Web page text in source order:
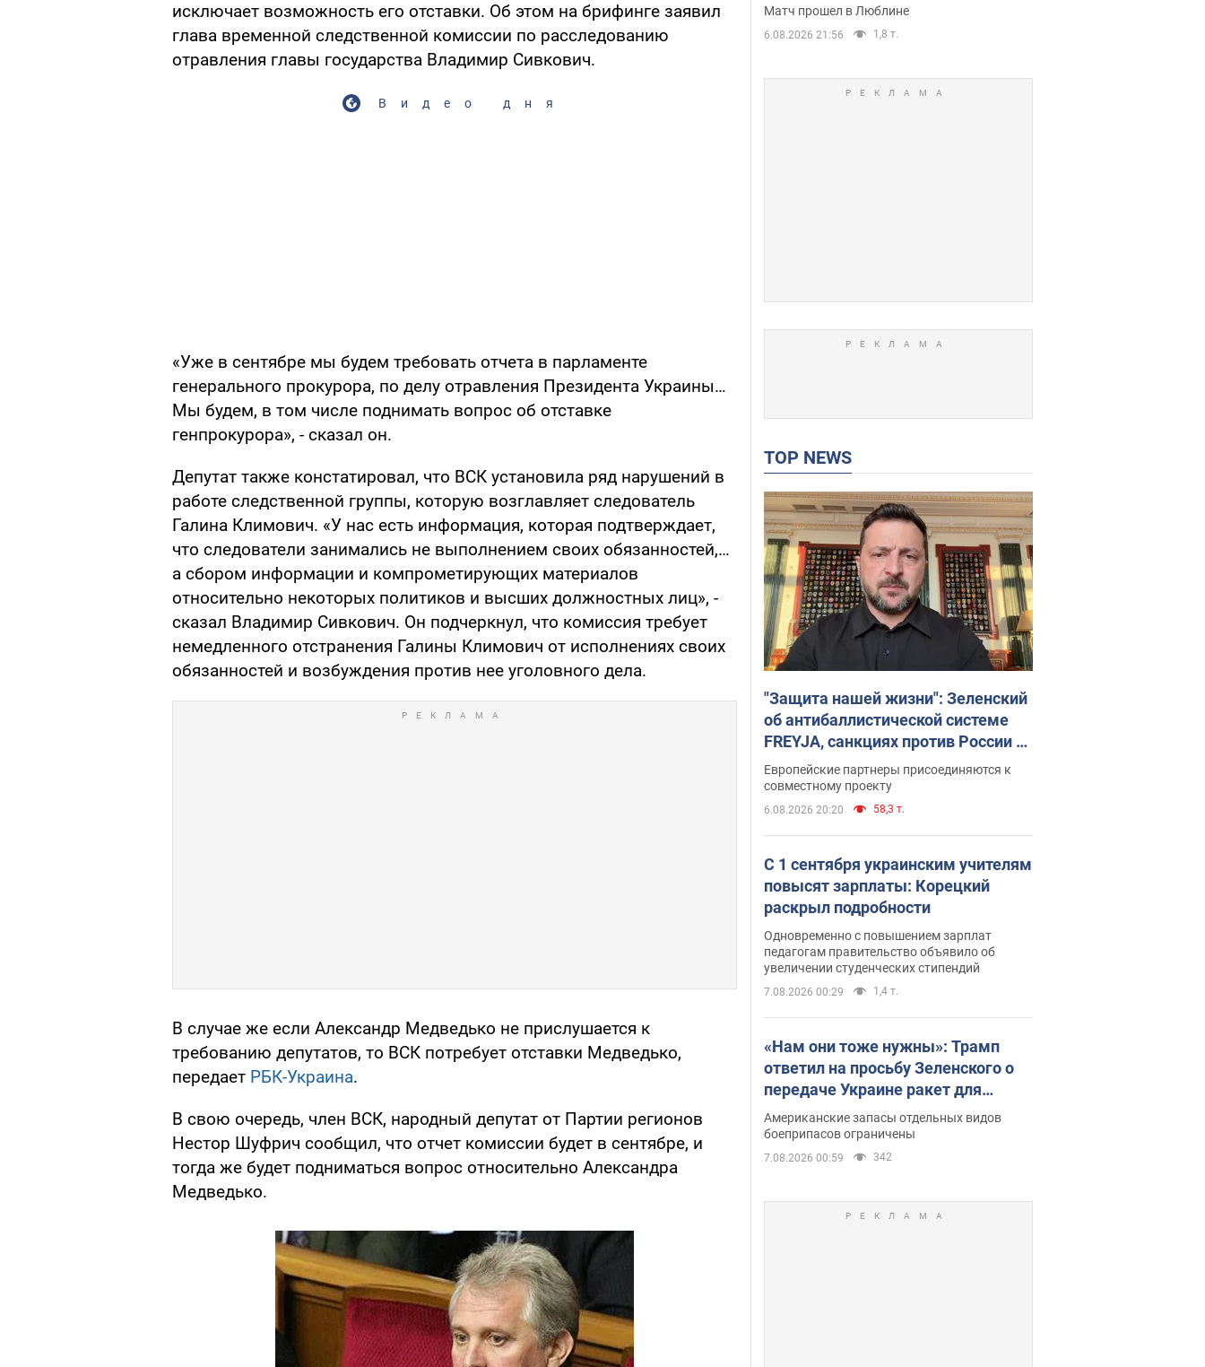
исключает возможность его отставки. Об этом на брифинге заявил
глава временной следственной комиссии по расследованию
отравления главы государства Владимир Сивкович.
Видео дня
«Уже в сентябре мы будем требовать отчета в парламенте
генерального прокурора, по делу отравления Президента Украины…
Мы будем, в том числе поднимать вопрос об отставке
генпрокурора», - сказал он.
Депутат также констатировал, что ВСК установила ряд нарушений в
работе следственной группы, которую возглавляет следователь
Галина Климович. «У нас есть информация, которая подтверждает,
что следователи занимались не выполнением своих обязанностей,…
а сбором информации и компрометирующих материалов
относительно некоторых политиков и высших должностных лиц», -
сказал Владимир Сивкович. Он подчеркнул, что комиссия требует
немедленного отстранения Галины Климович от исполнениях своих
обязанностей и возбуждения против нее уголовного дела.
В случае же если Александр Медведько не прислушается к
требованию депутатов, то ВСК потребует отставки Медведько,
передает РБК-Украина.
В свою очередь, член ВСК, народный депутат от Партии регионов
Нестор Шуфрич сообщил, что отчет комиссии будет в сентябре, и
тогда же будет подниматься вопрос относительно Александра
Медведько.
Матч прошел в Люблине
6.08.2026 21:56 1,8 т.
TOP NEWS
"Защита нашей жизни": Зеленский
об антибаллистической системе
FREYJA, санкциях против России и
поддержке аграриев. Видео
Европейские партнеры присоединяются к
совместному проекту
6.08.2026 20:20 58,3 т.
С 1 сентября украинским учителям
повысят зарплаты: Корецкий
раскрыл подробности
Одновременно с повышением зарплат
педагогам правительство объявило об
увеличении студенческих стипендий
7.08.2026 00:29 1,4 т.
«Нам они тоже нужны»: Трамп
ответил на просьбу Зеленского о
передаче Украине ракет для
Patriot
Американские запасы отдельных видов
боеприпасов ограничены
7.08.2026 00:59 342